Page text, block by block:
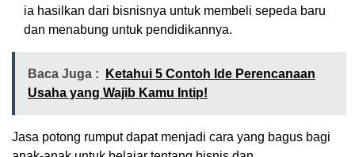
ia hasilkan dari bisnisnya untuk membeli sepeda baru
dan menabung untuk pendidikannya.
Baca Juga :
Ketahui 5 Contoh Ide Perencanaan
Usaha yang Wajib Kamu Intip!
Jasa potong rumput dapat menjadi cara yang bagus bagi